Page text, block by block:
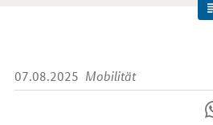
07.08.2025 Mobilität